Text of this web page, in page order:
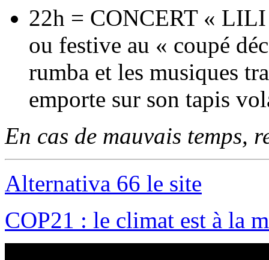
22h = CONCERT «
ou festive au « coupé
rumba et les musiques
emporte sur son tapis
En cas de mauvais temps,
Alternativa 66 le site
COP21 : le climat est à la